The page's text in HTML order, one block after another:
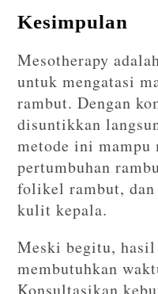
Kesimpulan
Mesotherapy
untuk mengatasi
rambut. Dengan
disuntikkan
metode ini mampu
pertumbuhan
folikel rambut, dan
kulit kepala.
Meski begitu, hasil
membutuhkan
Konsultasikan